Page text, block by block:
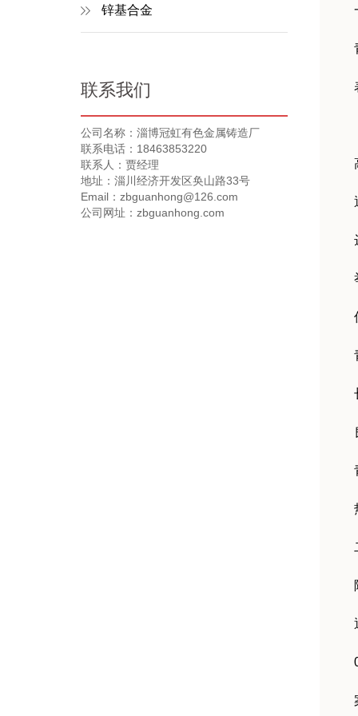
锌基合金
联系我们
公司名称：淄博冠虹有色金属铸造厂
联系电话：18463853220
联系人：贾经理
地址：淄川经济开发区奂山路33号
Email：zbguanhong@126.com
公司网址：zbguanhong.com